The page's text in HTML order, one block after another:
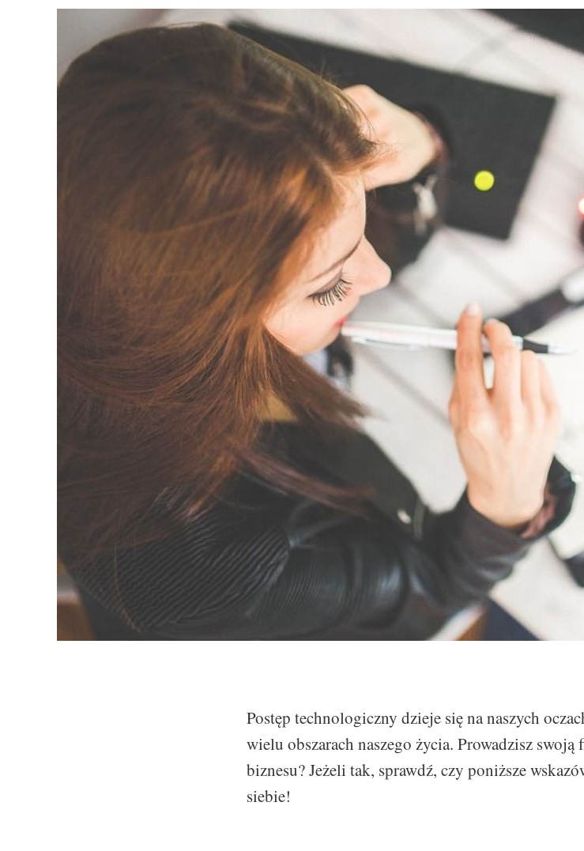
Postęp technologiczny dzieje się na naszych
wielu obszarach naszego życia. Prowadzisz
biznesu? Jeżeli tak, sprawdź, czy poniższe
siebie!